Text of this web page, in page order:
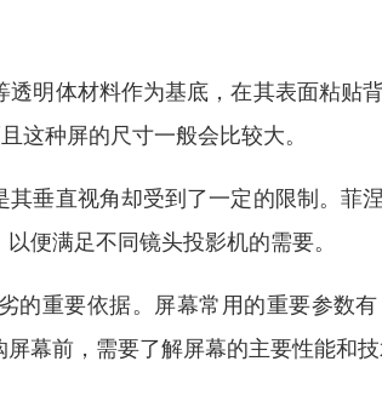
明体材料作为基底，在其表面粘贴
这种屏的尺寸一般会比较大。
垂直视角却受到了一定的限制。菲
便满足不同镜头投影机的需要。
的重要依据。屏幕常用的重要参数
幕前，需要了解屏幕的主要性能和技